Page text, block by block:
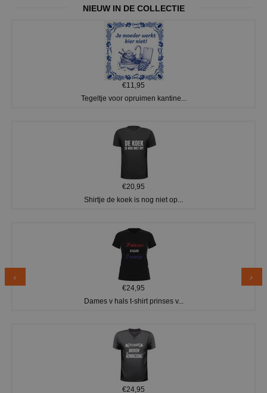
NIEUW IN DE COLLECTIE
€11,95
Tegeltje voor opruimen kantine...
€20,95
Shirtje de koek is nog niet op...
€24,95
Dames v hals t-shirt prinses v...
€24,95